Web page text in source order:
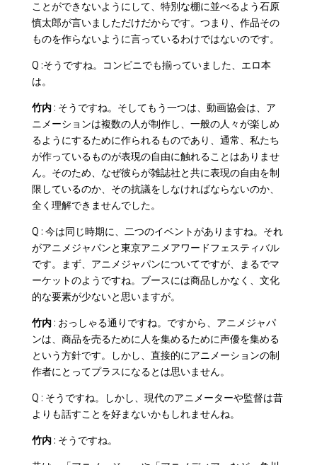
ことができないようにして、特別な棚に並べるよう石原
慎太郎が言いましただけだからです。つまり、作品その
ものを作らないように言っているわけではないのです。
Q :そうですね。コンビニでも揃っていました、エロ本
は。
竹内: そうですね。そしてもう一つは、動画協会は、ア
ニメーションは複数の人が制作し、一般の人々が楽しめ
るようにするために作られるものであり、通常、私たち
が作っているものが表現の自由に触れることはありませ
ん。そのため、なぜ彼らが雑誌社と共に表現の自由を制
限しているのか、その抗議をしなければならないのか、
全く理解できませんでした。
Q : 今は同じ時期に、二つのイベントがありますね。それ
がアニメジャパンと東京アニメアワードフェスティバル
です。まず、アニメジャパンについてですが、まるでマ
ーケットのようですね。ブースには商品しかなく、文化
的な要素が少ないと思いますが。
竹内: おっしゃる通りですね。ですから、アニメジャパ
ンは、商品を売るために人を集めるために声優を集める
という方針です。しかし、直接的にアニメーションの制
作者にとってプラスになるとは思いません。
Q : そうですね。しかし、現代のアニメーターや監督は昔
よりも話すことを好まないかもしれませんね。
竹内: そうですね。